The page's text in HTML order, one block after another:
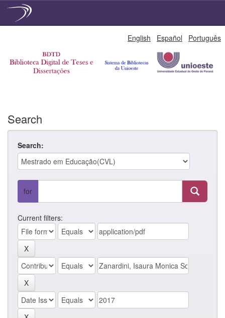
English Español Português
Search
Search:
for
Current filters: